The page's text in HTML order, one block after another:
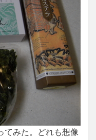
てみた。どれも想像